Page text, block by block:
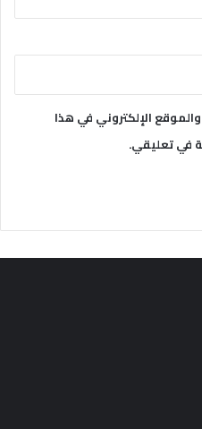
الإلكتروني في هذا
في تعليقي.